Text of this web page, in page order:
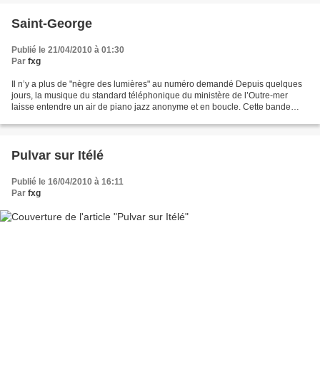
Saint-George
Publié le 21/04/2010 à 01:30
Par fxg
Il n’y a plus de "nègre des lumières" au numéro demandé Depuis quelques
jours, la musique du standard téléphonique du ministère de l’Outre-mer
laisse entendre un air de piano jazz anonyme et en boucle. Cette bande
Pulvar sur Itélé
Publié le 16/04/2010 à 16:11
Par fxg